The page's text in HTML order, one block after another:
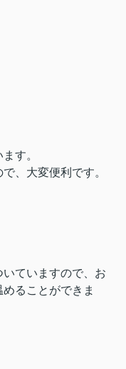
す。
、大変便利です。
ていますので、お
ることができま